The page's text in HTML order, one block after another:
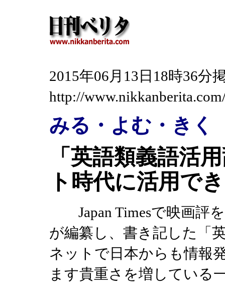
2015年06月13日18時36
http://
みる・よむ・きく
「英語類義語活
ト時代に活用で
Japan Timesで映画評
が編纂し、書き記した「
ネットで日本からも情報
ます貴重さを増してい